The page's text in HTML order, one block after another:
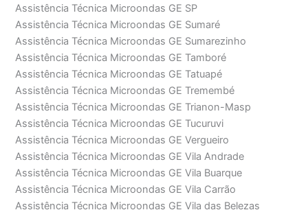
Assistência Técnica Microondas GE SP
Assistência Técnica Microondas GE Sumaré
Assistência Técnica Microondas GE Sumarezinho
Assistência Técnica Microondas GE Tamboré
Assistência Técnica Microondas GE Tatuapé
Assistência Técnica Microondas GE Tremembé
Assistência Técnica Microondas GE Trianon-Masp
Assistência Técnica Microondas GE Tucuruvi
Assistência Técnica Microondas GE Vergueiro
Assistência Técnica Microondas GE Vila Andrade
Assistência Técnica Microondas GE Vila Buarque
Assistência Técnica Microondas GE Vila Carrão
Assistência Técnica Microondas GE Vila das Belezas